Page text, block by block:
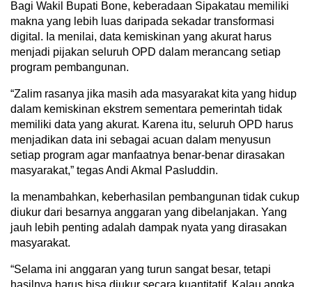
Bagi Wakil Bupati Bone, keberadaan Sipakatau memiliki
makna yang lebih luas daripada sekadar transformasi
digital. Ia menilai, data kemiskinan yang akurat harus
menjadi pijakan seluruh OPD dalam merancang setiap
program pembangunan.
“Zalim rasanya jika masih ada masyarakat kita yang hidup
dalam kemiskinan ekstrem sementara pemerintah tidak
memiliki data yang akurat. Karena itu, seluruh OPD harus
menjadikan data ini sebagai acuan dalam menyusun
setiap program agar manfaatnya benar-benar dirasakan
masyarakat,” tegas Andi Akmal Pasluddin.
Ia menambahkan, keberhasilan pembangunan tidak cukup
diukur dari besarnya anggaran yang dibelanjakan. Yang
jauh lebih penting adalah dampak nyata yang dirasakan
masyarakat.
“Selama ini anggaran yang turun sangat besar, tetapi